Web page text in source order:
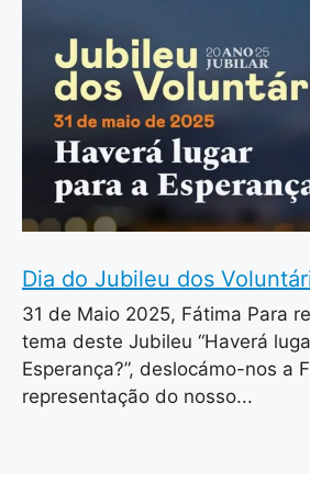
Dia do Jubileu dos
31 de Maio 2025, Fátima Para
tema deste Jubileu “Haverá
Esperança?”, deslocámo-nos a
representação do nosso...